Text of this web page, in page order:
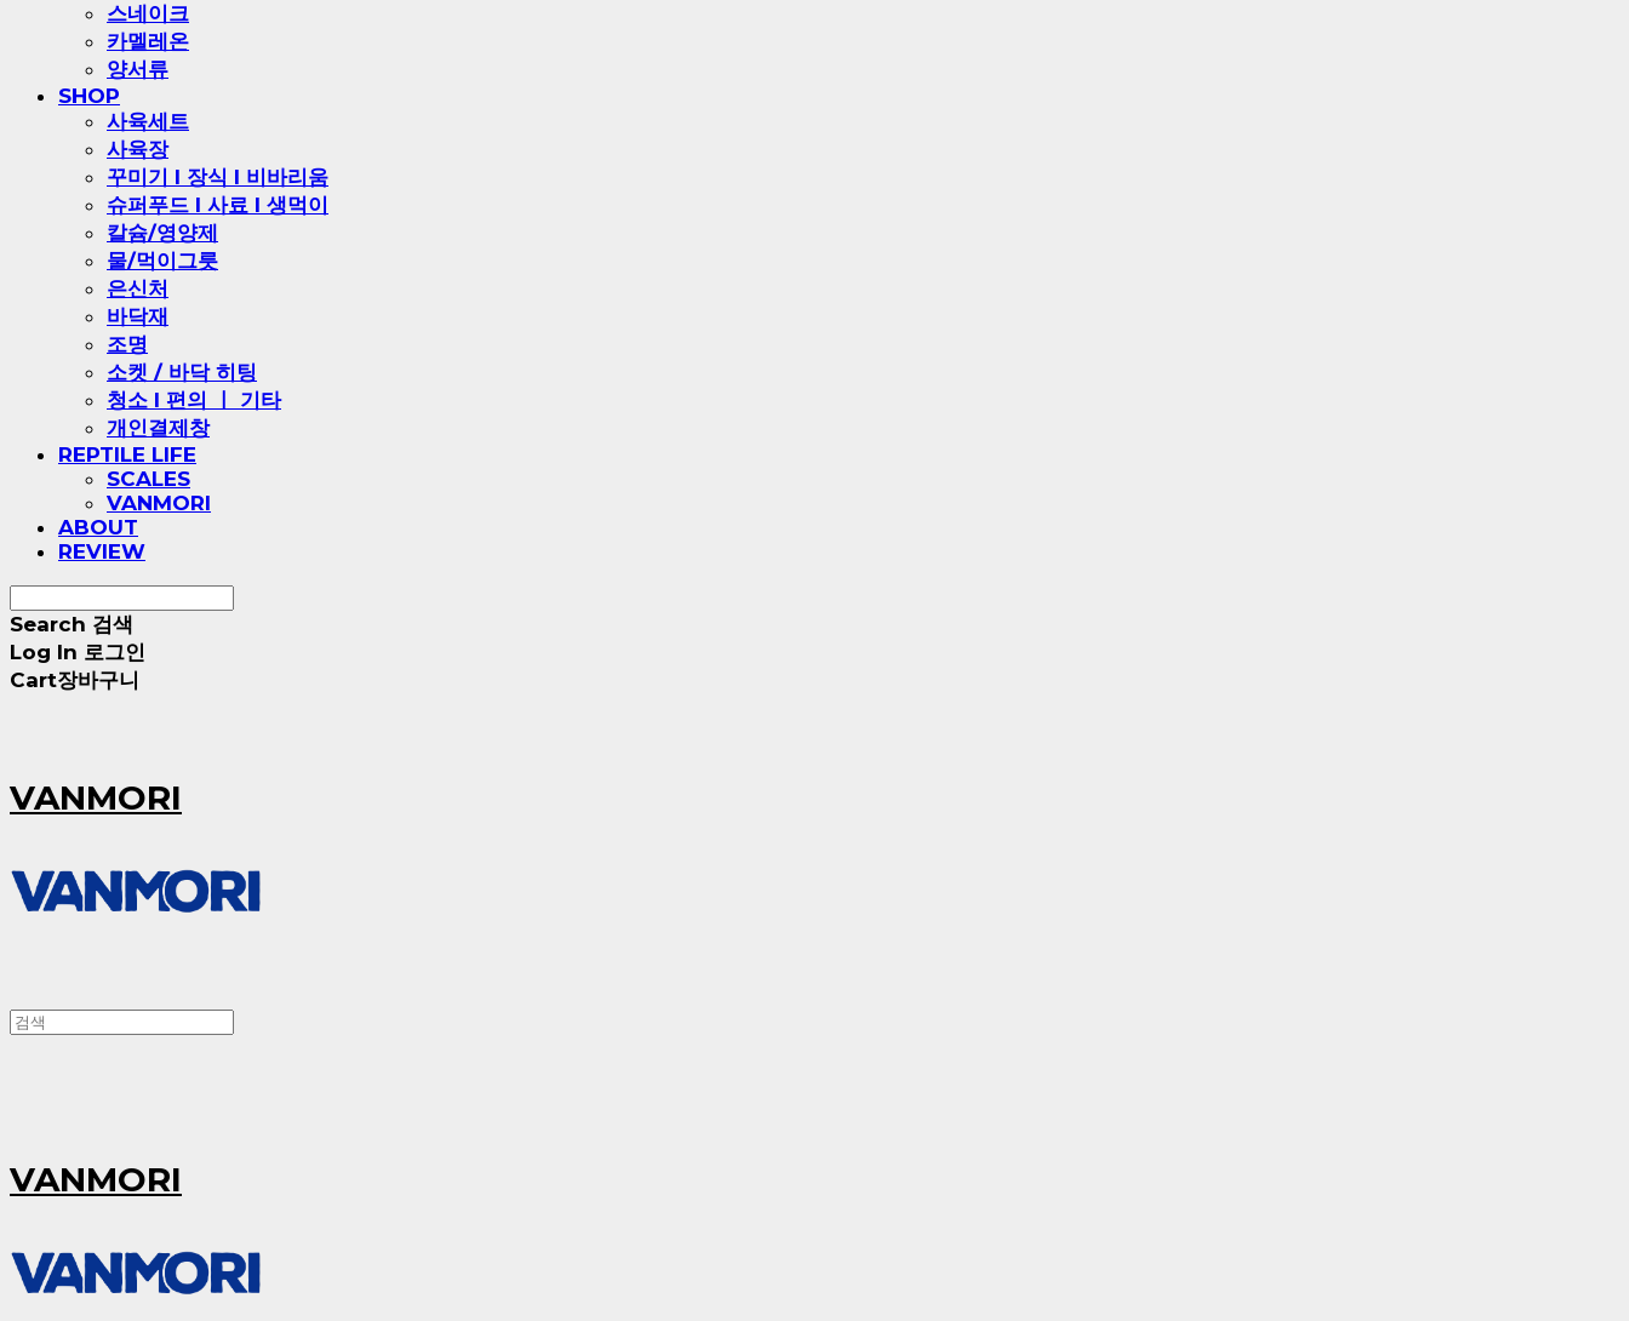
스네이크
카멜레온
양서류
SHOP
사육세트
사육장
꾸미기 l 장식 l 비바리움
슈퍼푸드 l 사료 l 생먹이
칼슘/영양제
물/먹이그릇
은신처
바닥재
조명
소켓 / 바닥 히팅
청소 l 편의 ㅣ 기타
개인결제창
REPTILE LIFE
SCALES
VANMORI
ABOUT
REVIEW
Search 검색
Log In 로그인
Cart장바구니
VANMORI
VANMORI